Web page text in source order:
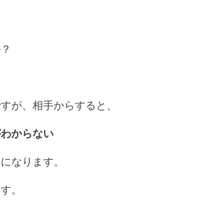
が、相手からすると、
からない
なります。
。